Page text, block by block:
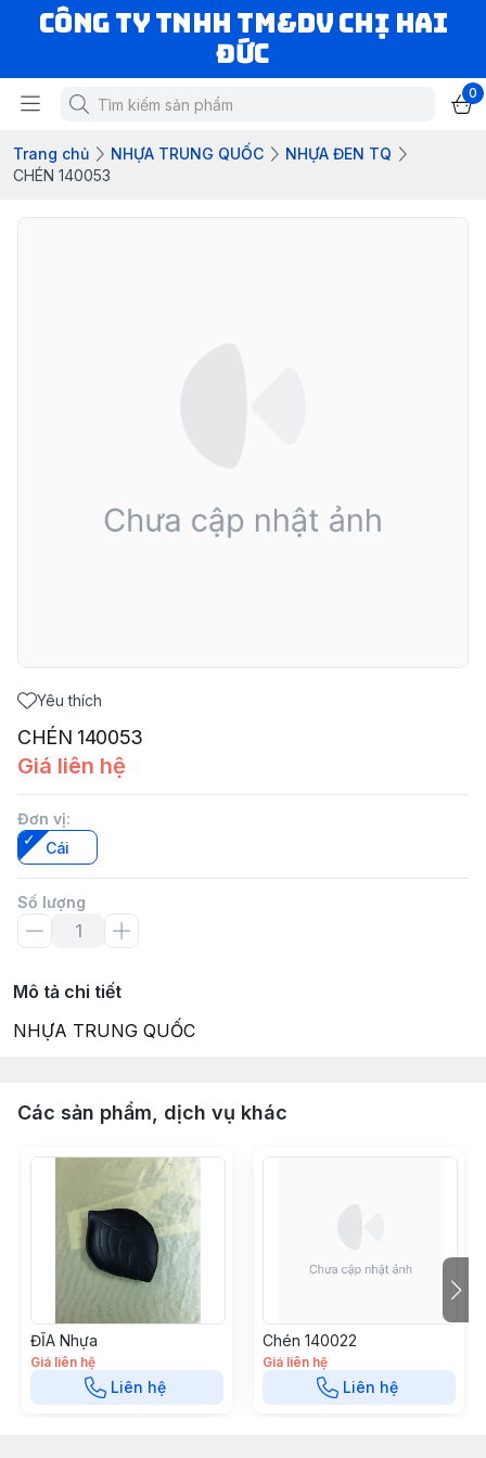
CÔNG TY TNHH TM&DV CHỊ HAI
ĐỨC
0
Trang chủ NHỰA TRUNG QUỐC
NHỰA ĐEN TQ
CHÉN 140053
Yêu thích
CHÉN 140053
Giá liên hệ
Đơn vị:
Cái
Số lượng
Mô tả chi tiết
NHỰA TRUNG QUỐC
Các sản phẩm, dịch vụ khác
ĐĨA Nhựa
Giá liên hệ
Liên hệ
Chén 140022
Giá liên hệ
Liên hệ